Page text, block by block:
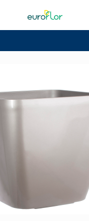
СВАДЕБНАЯ ФЛОРИСТИКА
КАТАЛОГ
ГОРШКИ И КАШПО